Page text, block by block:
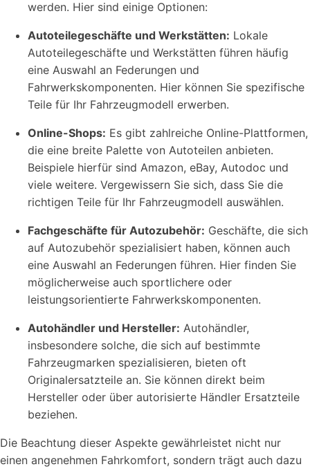
werden. Hier sind einige Optionen:
Autoteilegeschäfte und Werkstätten: Lokale
Autoteilegeschäfte und Werkstätten führen häufig
eine Auswahl an Federungen und
Fahrwerkskomponenten. Hier können Sie spezifische
Teile für Ihr Fahrzeugmodell erwerben.
Online-Shops: Es gibt zahlreiche Online-Plattformen,
die eine breite Palette von Autoteilen anbieten.
Beispiele hierfür sind Amazon, eBay, Autodoc und
viele weitere. Vergewissern Sie sich, dass Sie die
richtigen Teile für Ihr Fahrzeugmodell auswählen.
Fachgeschäfte für Autozubehör: Geschäfte, die sich
auf Autozubehör spezialisiert haben, können auch
eine Auswahl an Federungen führen. Hier finden Sie
möglicherweise auch sportlichere oder
leistungsorientierte Fahrwerkskomponenten.
Autohändler und Hersteller: Autohändler,
insbesondere solche, die sich auf bestimmte
Fahrzeugmarken spezialisieren, bieten oft
Originalersatzteile an. Sie können direkt beim
Hersteller oder über autorisierte Händler Ersatzteile
beziehen.
Die Beachtung dieser Aspekte gewährleistet nicht nur
einen angenehmen Fahrkomfort, sondern trägt auch dazu